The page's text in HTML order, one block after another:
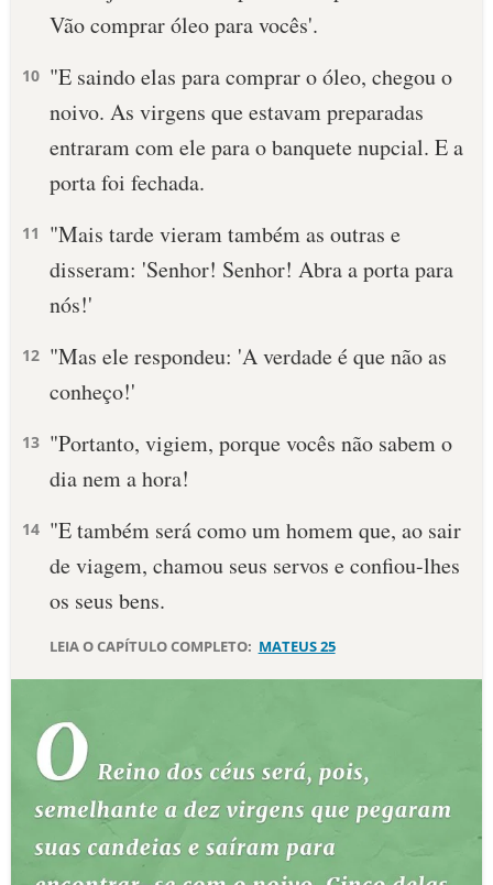
Vão comprar óleo para vocês'.
10 "E saindo elas para comprar o óleo, chegou o
noivo. As virgens que estavam preparadas
entraram com ele para o banquete nupcial. E a
porta foi fechada.
11
"Mais tarde vieram também as outras e
disseram: 'Senhor! Senhor! Abra a porta para
nós!'
12 "Mas ele respondeu: 'A verdade é que não as
conheço!'
13 "Portanto, vigiem, porque vocês não sabem o
dia nem a hora!
14 "E também será como um homem que, ao sair
de viagem, chamou seus servos e confiou-lhes
os seus bens.
LEIA O CAPÍTULO COMPLETO: MATEUS 25